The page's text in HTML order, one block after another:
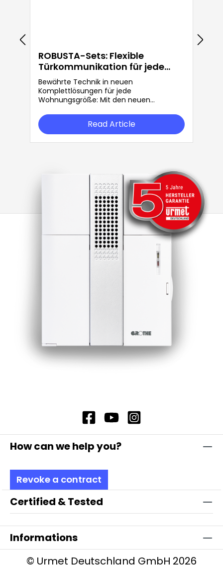
ROBUSTA-Sets: Flexible
Türkommunikation für jede
Anforderung
Bewährte Technik in neuen
Komplettlösungen für jede
Wohnungsgröße: Mit den neuen
Flexibilität in der Türkommunikation.
Read Article
How can we help you?
Revoke a contract
Certified & Tested
Informations
© Urmet Deutschland GmbH 2026